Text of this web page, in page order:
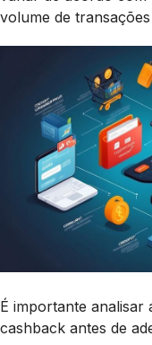
volume de
É importante analisar
cashback antes de